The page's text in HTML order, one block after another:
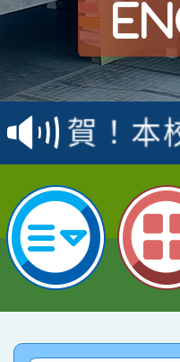
賀！本
賽 洪
名
賀！本
倩參加
名 指導
賀！本
桃園市
名，指
賀！本
賽 劉文
賀！本